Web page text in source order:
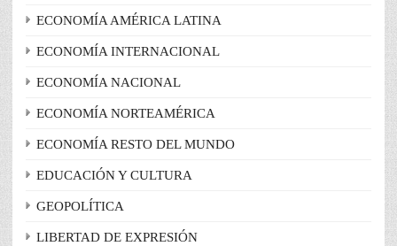
ECONOMÍA AMÉRICA LATINA
ECONOMÍA INTERNACIONAL
ECONOMÍA NACIONAL
ECONOMÍA NORTEAMÉRICA
ECONOMÍA RESTO DEL MUNDO
EDUCACIÓN Y CULTURA
GEOPOLÍTICA
LIBERTAD DE EXPRESIÓN